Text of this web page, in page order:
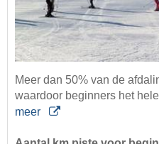
Meer dan 50% van de
waardoor beginners het
meer